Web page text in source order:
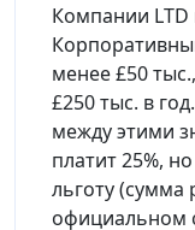
Компании LTD
менее £50
£250 тыс. в
между этими
платит 25%,
льготу (сумма
официальном